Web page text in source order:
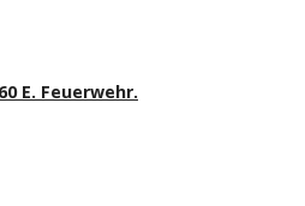
E. Feuerwehr.